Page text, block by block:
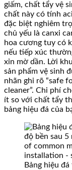
giấm, chất tẩy vệ
chất này có tính
đặc biệt nghiêm
chủ yếu là canxi
hoa cương tuy có
nếu tiếp xúc
xỉn mờ dần. Lời
sản phẩm vệ sinh
nhãn ghi rõ “safe
cleaner”. Chi phí
ít so với chất tẩy
bảng hiệu đá của
Bảng hiệu